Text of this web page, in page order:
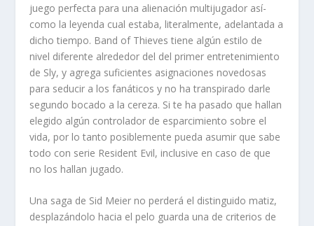
juego perfecta para una alienación multijugador así­
como la leyenda cual estaba, literalmente, adelantada a
dicho tiempo. Band of Thieves tiene algún estilo de
nivel diferente alrededor del del primer entretenimiento
de Sly, y agrega suficientes asignaciones novedosas
para seducir a los fanáticos y no ha transpirado darle
segundo bocado a la cereza. Si te ha pasado que hallan
elegido algún controlador de esparcimiento sobre el
vida, por lo tanto posiblemente pueda asumir que sabe
todo con serie Resident Evil, inclusive en caso de que
no los hallan jugado.
Una saga de Sid Meier no perderá el distinguido matiz,
desplazándolo hacia el pelo guarda una de criterios de